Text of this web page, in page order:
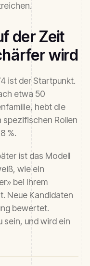
der Zeit
wird
ist der Startpunkt.
etwa 50
hebt die
spezifischen Rollen
%.
ist das Modell
wie ein
bei Ihrem
Neue Kandidaten
bewertet.
sein, und wird ein